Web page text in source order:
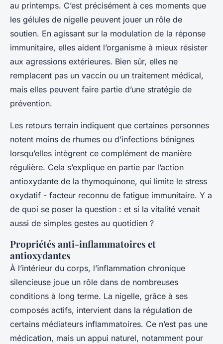
au printemps. C’est précisément à ces moments que
les gélules de nigelle peuvent jouer un rôle de
soutien. En agissant sur la modulation de la réponse
immunitaire, elles aident l’organisme à mieux résister
aux agressions extérieures. Bien sûr, elles ne
remplacent pas un vaccin ou un traitement médical,
mais elles peuvent faire partie d’une stratégie de
prévention.
Les retours terrain indiquent que certaines personnes
notent moins de rhumes ou d’infections bénignes
lorsqu’elles intègrent ce complément de manière
régulière. Cela s’explique en partie par l’action
antioxydante de la thymoquinone, qui limite le stress
oxydatif - facteur reconnu de fatigue immunitaire. Y a
de quoi se poser la question : et si la vitalité venait
aussi de simples gestes au quotidien ?
Propriétés anti-inflammatoires et
antioxydantes
À l’intérieur du corps, l’inflammation chronique
silencieuse joue un rôle dans de nombreuses
conditions à long terme. La nigelle, grâce à ses
composés actifs, intervient dans la régulation de
certains médiateurs inflammatoires. Ce n’est pas une
médication, mais un appui naturel, notamment pour